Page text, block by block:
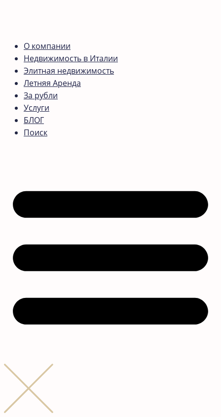
О компании
Недвижимость в Италии
Элитная недвижимость
Летняя Аренда
За рубли
Услуги
БЛОГ
Поиск